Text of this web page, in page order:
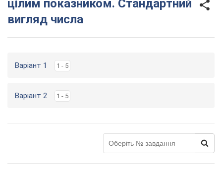
цілим показником. Стандартний
вигляд числа
Варіант 1 1 - 5
Варіант 2 1 - 5